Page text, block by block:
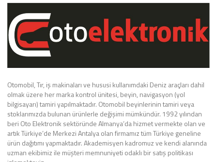
Otomobil, Tır, iş makinaları ve hususi kullanımdaki Deniz araçları dahil
olmak üzere her marka kontrol ünitesi, beyin, navigasyon (yol
bilgisayarı) tamiri yapılmaktadır. Otomobil beyinlerinin tamiri veya
stoklarımızda bulunan ürünlerle değişimi mümkündür. 1992 yılından
beri Oto Elektronik sektöründe Almanya’da hizmet vermekte olan ve
artık Türkiye’de Merkezi Antalya olan firmamız tüm Türkiye geneline
ürün dağıtımı yapmaktadır. Akademisyen kadromuz ve kendi alanında
uzman ekibimiz ile müşteri memnuniyeti odaklı bir satış politikası